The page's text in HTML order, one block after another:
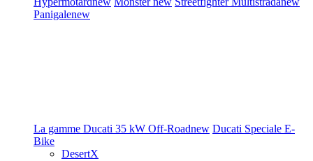
Panigalenew
La gamme Ducati 35 kW Off-Roadnew Ducati Speciale E-
Bike
DesertX